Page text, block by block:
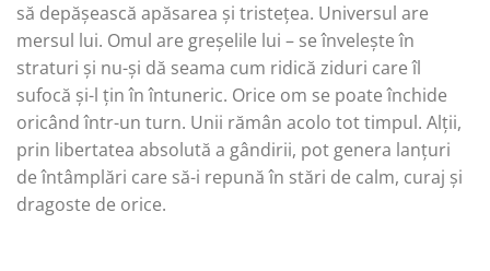
să depășească apăsarea și tristețea. Universul are
mersul lui. Omul are greșelile lui – se învelește în
straturi și nu-și dă seama cum ridică ziduri care îl
sufocă și-l țin în întuneric. Orice om se poate închide
oricând într-un turn. Unii rămân acolo tot timpul. Alții,
prin libertatea absolută a gândirii, pot genera lanțuri
de întâmplări care să-i repună în stări de calm, curaj și
dragoste de orice.